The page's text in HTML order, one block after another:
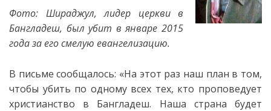
Фото: Шираджул, лидер церкви в
Бангладеш, был убит в январе 2015
года за его смелую евангелизацию.
В письме сообщалось: «На этот раз наш план в том,
чтобы убить по одному всех тех, кто проповедует
христианство в Бангладеш. Наша страна будет